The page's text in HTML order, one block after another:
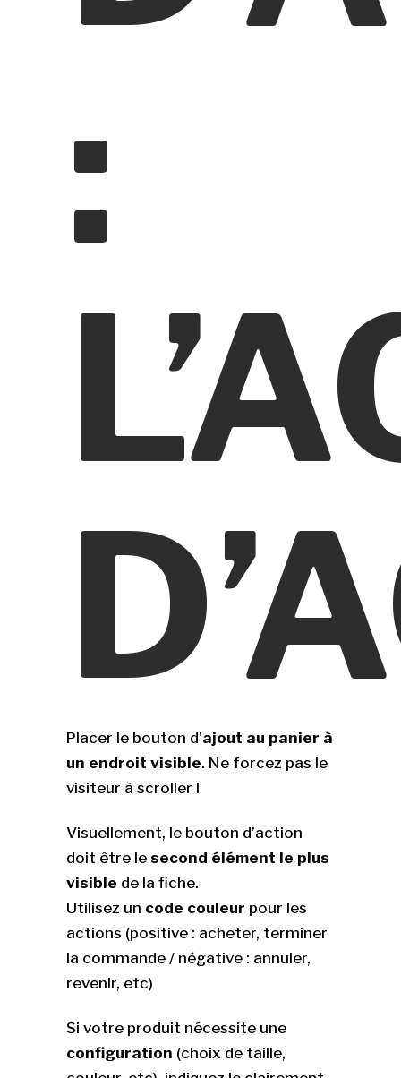
:
Placer le bouton d’ajout au panier à
un endroit visible. Ne forcez pas le
visiteur à scroller !
Visuellement, le bouton d’action
doit être le second élément le plus
visible de la fiche.
Utilisez un code couleur pour les
actions (positive : acheter, terminer
la commande / négative : annuler,
revenir, etc)
Si votre produit nécessite une
configuration (choix de taille,